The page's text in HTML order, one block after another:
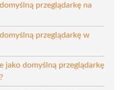
przeglądarkę na
przeglądarkę w
jako domyślną przeglądarkę